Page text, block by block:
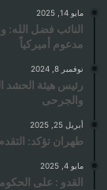
مايو 14, 2025
النائب فضل الله:
مدعوم أميركياً
نوفمبر 8, 2024
رئيس هيئة الحشد
والجرحى
أبريل 25, 2025
طهران تؤكد:
مايو 4, 2025
القدو : على